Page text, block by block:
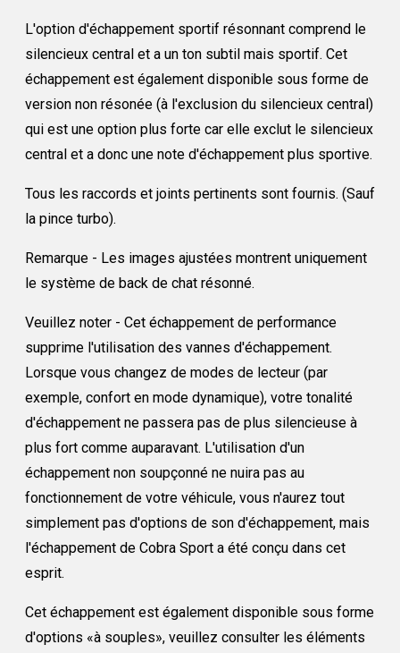
L'option d'échappement sportif résonnant comprend le
silencieux central et a un ton subtil mais sportif. Cet
échappement est également disponible sous forme de
version non résonée (à l'exclusion du silencieux central)
qui est une option plus forte car elle exclut le silencieux
central et a donc une note d'échappement plus sportive.
Tous les raccords et joints pertinents sont fournis. (Sauf
la pince turbo).
Remarque - Les images ajustées montrent uniquement
le système de back de chat résonné.
Veuillez noter - Cet échappement de performance
supprime l'utilisation des vannes d'échappement.
Lorsque vous changez de modes de lecteur (par
exemple, confort en mode dynamique), votre tonalité
d'échappement ne passera pas de plus silencieuse à
plus fort comme auparavant. L'utilisation d'un
échappement non soupçonné ne nuira pas au
fonctionnement de votre véhicule, vous n'aurez tout
simplement pas d'options de son d'échappement, mais
l'échappement de Cobra Sport a été conçu dans cet
esprit.
Cet échappement est également disponible sous forme
d'options «à souples», veuillez consulter les éléments